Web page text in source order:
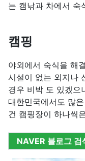
는 캠낚과 차에서 숙
캠핑
야외에서 숙식을 해
시설이 없는 외지나
경우 비박 도 있겠으
대한민국에서도 많
건 캠핑장이 하나씩
NAVER 블로그 검